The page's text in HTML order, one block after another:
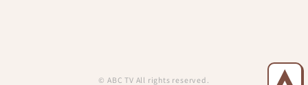
© ABC TV All rights reserved.